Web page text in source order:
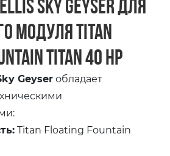
Sky Geyser для
модуля Titan
Titan 40 HP
Geyserобладает
Titan Floating Fountain